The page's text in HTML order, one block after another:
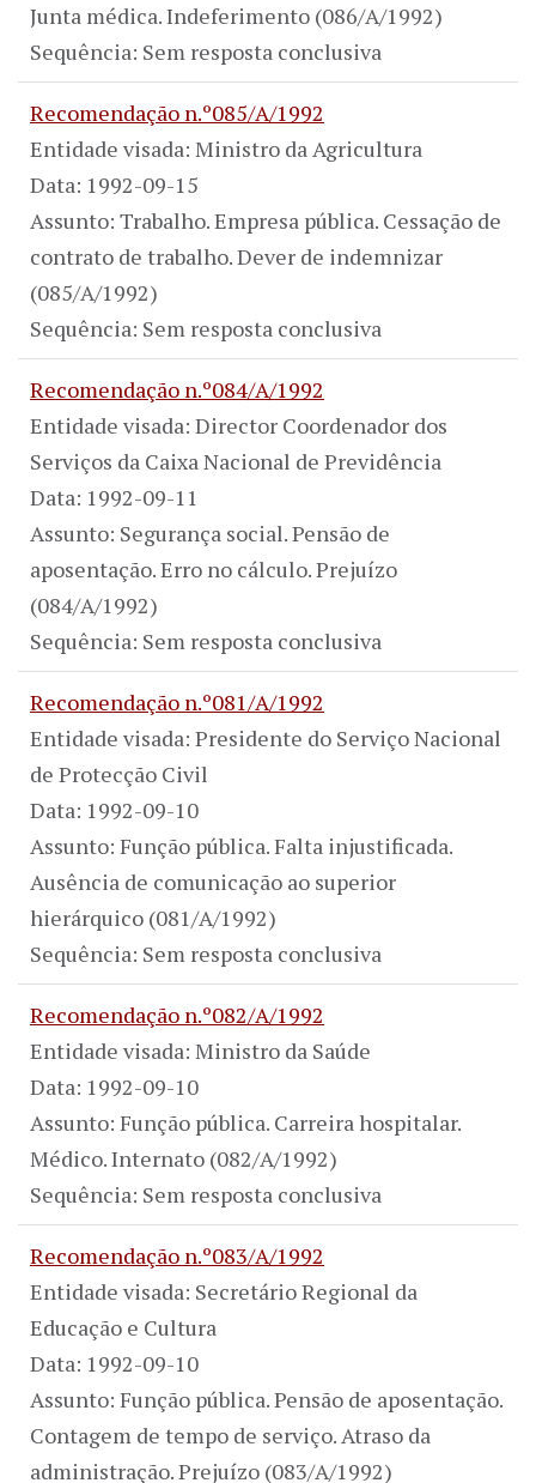
Junta médica. Indeferimento (086/A/1992)
Sequência: Sem resposta conclusiva
Recomendação n.º085/A/1992
Entidade visada: Ministro da Agricultura
Data: 1992-09-15
Assunto: Trabalho. Empresa pública. Cessação de
contrato de trabalho. Dever de indemnizar
(085/A/1992)
Sequência: Sem resposta conclusiva
Recomendação n.º084/A/1992
Entidade visada: Director Coordenador dos
Serviços da Caixa Nacional de Previdência
Data: 1992-09-11
Assunto: Segurança social. Pensão de
aposentação. Erro no cálculo. Prejuízo
(084/A/1992)
Sequência: Sem resposta conclusiva
Recomendação n.º081/A/1992
Entidade visada: Presidente do Serviço Nacional
de Protecção Civil
Data: 1992-09-10
Assunto: Função pública. Falta injustificada.
Ausência de comunicação ao superior
hierárquico (081/A/1992)
Sequência: Sem resposta conclusiva
Recomendação n.º082/A/1992
Entidade visada: Ministro da Saúde
Data: 1992-09-10
Assunto: Função pública. Carreira hospitalar.
Médico. Internato (082/A/1992)
Sequência: Sem resposta conclusiva
Recomendação n.º083/A/1992
Entidade visada: Secretário Regional da
Educação e Cultura
Data: 1992-09-10
Assunto: Função pública. Pensão de aposentação.
Contagem de tempo de serviço. Atraso da
administração. Prejuízo (083/A/1992)